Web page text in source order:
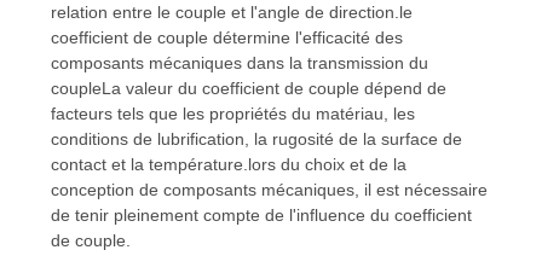
NOUS
CONTACTER
NOUVELLES
DEMANDEZ
relation entre le couple et l'angle de direction.le
coefficient de couple détermine l'efficacité des
composants mécaniques dans la transmission du
coupleLa valeur du coefficient de couple dépend de
facteurs tels que les propriétés du matériau, les
conditions de lubrification, la rugosité de la surface de
contact et la température.lors du choix et de la
conception de composants mécaniques, il est nécessaire
de tenir pleinement compte de l'influence du coefficient
de couple.